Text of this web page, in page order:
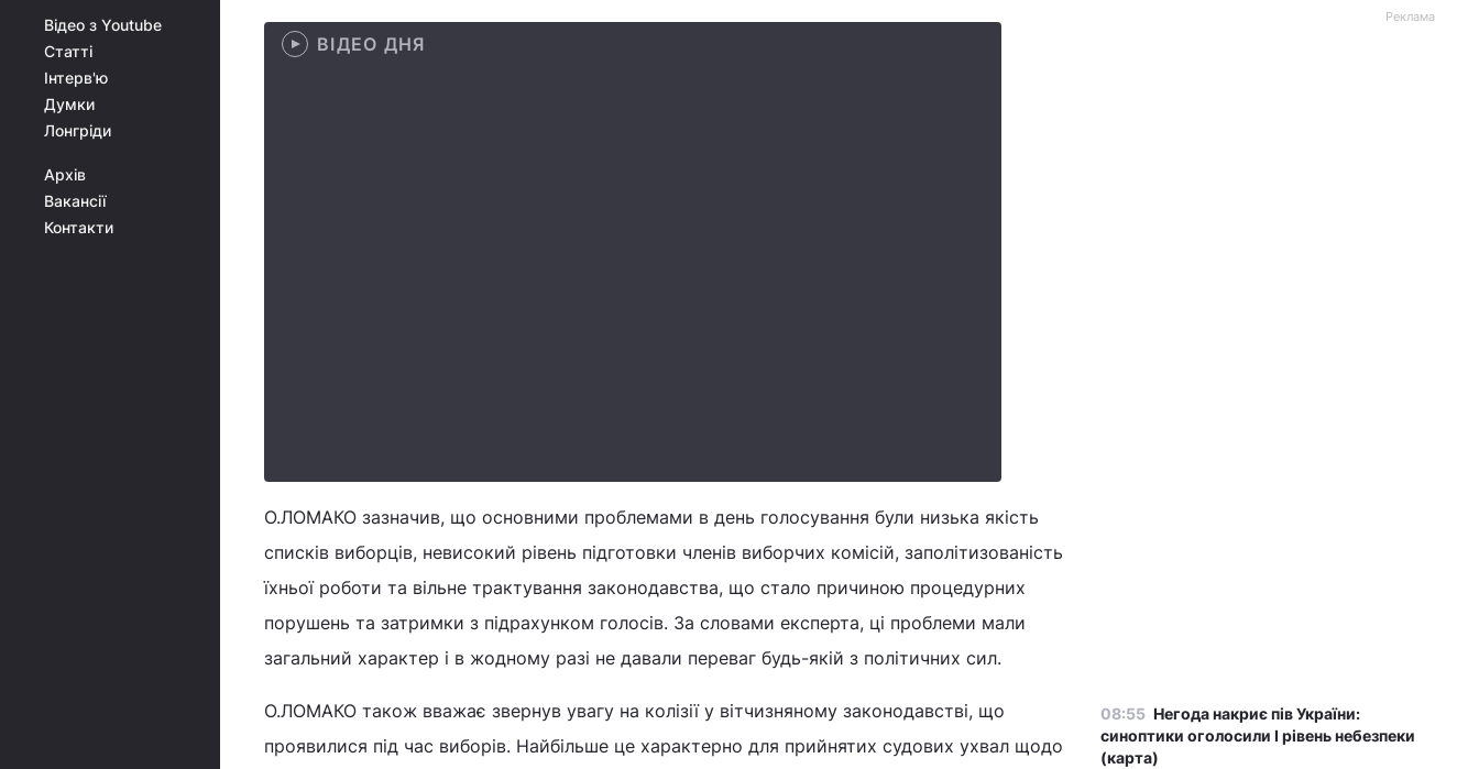
Відео з Youtube
Статті
Інтерв'ю
Думки
Лонгріди
Архів
Вакансії
Контакти
ВІДЕО ДНЯ
О.ЛОМАКО зазначив, що основними проблемами в день голосування були низька якість
списків виборців, невисокий рівень підготовки членів виборчих комісій, заполітизованість
їхньої роботи та вільне трактування законодавства, що стало причиною процедурних
порушень та затримки з підрахунком голосів. За словами експерта, ці проблеми мали
загальний характер і в жодному разі не давали переваг будь-якій з політичних сил.
О.ЛОМАКО також вважає звернув увагу на колізії у вітчизняному законодавстві, що
проявилися під час виборів. Найбільше це характерно для прийнятих судових ухвал щодо
Реклама
08:55 Негода накриє пів України:
синоптики оголосили І рівень небезпеки
(карта)